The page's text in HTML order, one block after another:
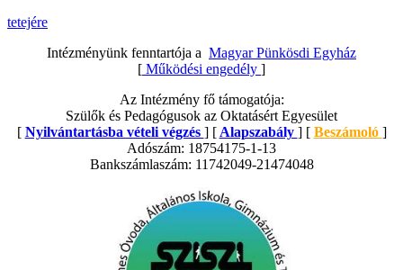
tetejére
Intézményünk fenntartója a Magyar Pünkösdi Egyház
[ Működési engedély ]
Az Intézmény fő támogatója:
Szülők és Pedagógusok az Oktatásért Egyesület
[ Nyilvántartásba vételi végzés ] [ Alapszabály ] [ Beszámoló ]
Adószám: 18754175-1-13
Bankszámlaszám: 11742049-21474048